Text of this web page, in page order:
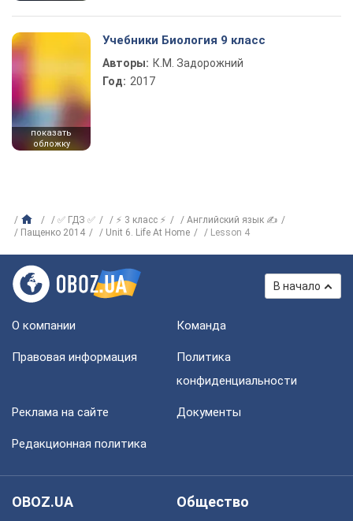
показать
обложку
Учебники Биология 9 класс
Авторы: К.М. Задорожний
Год: 2017
✅ ГДЗ ✅ ⚡ 3 класс ⚡
Английский язык ✍
Пащенко 2014
Unit 6. Life At Home Lesson 4
В начало
О компании Команда
Правовая информация
Политика
конфиденциальности
Реклама на сайте Документы
Редакционная политика
OBOZ.UA
Общество